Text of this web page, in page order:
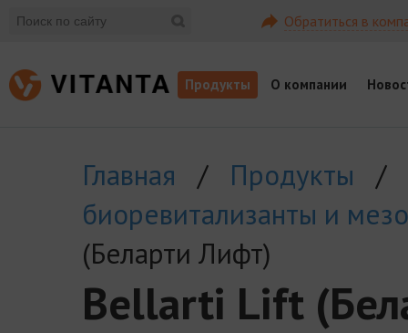
Обратиться в
Продукты О компании
Главная / Продукты /
биоревитализанты и
(Беларти Лифт)
Bellarti Lift